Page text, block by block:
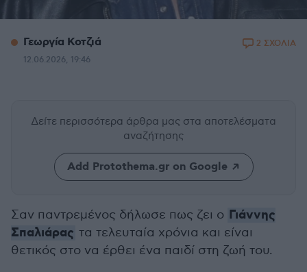
Γεωργία Κοτζιά
12.06.2026, 19:46
2 ΣΧΟΛΙΑ
Δείτε περισσότερα άρθρα μας στα αποτελέσματα
αναζήτησης
Add Protothema.gr on Google
Σαν παντρεμένος δήλωσε πως ζει ο Γιάννης
Σπαλιάρας τα τελευταία χρόνια και είναι
θετικός στο να έρθει ένα παιδί στη ζωή του.